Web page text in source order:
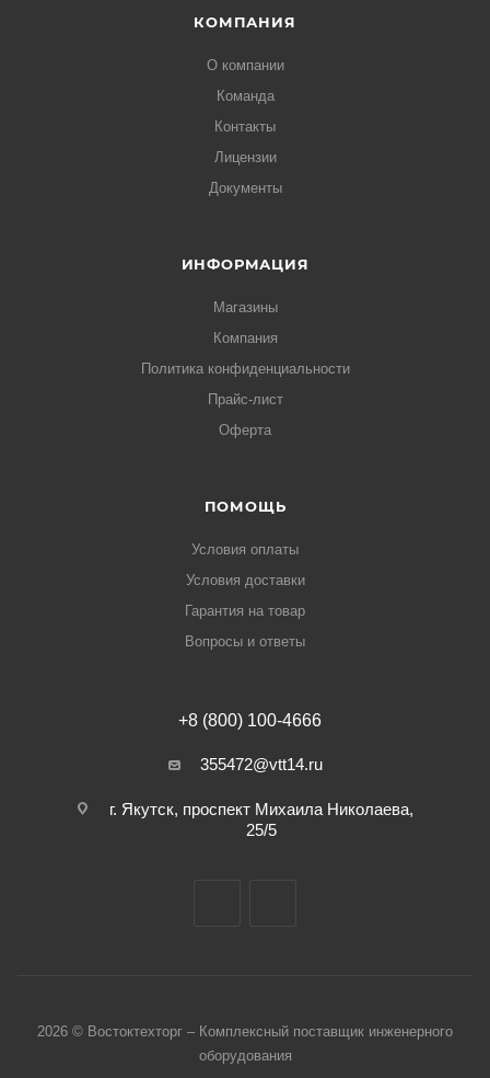
КОМПАНИЯ
О компании
Команда
Контакты
Лицензии
Документы
ИНФОРМАЦИЯ
Магазины
Компания
Политика конфиденциальности
Прайс-лист
Оферта
ПОМОЩЬ
Условия оплаты
Условия доставки
Гарантия на товар
Вопросы и ответы
+8 (800) 100-4666
355472@vtt14.ru
г. Якутск, проспект Михаила Николаева,
25/5
2026 © Востоктехторг – Комплексный поставщик инженерного
оборудования